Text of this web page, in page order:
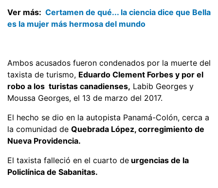
Ver más: Certamen de qué... la ciencia dice que Bella
es la mujer más hermosa del mundo
Ambos acusados fueron condenados por la muerte del
taxista de turismo, Eduardo Clement Forbes y por el
robo a los turistas canadienses, Labib Georges y
Moussa Georges, el 13 de marzo del 2017.
El hecho se dio en la autopista Panamá-Colón, cerca a
la comunidad de Quebrada López, corregimiento de
Nueva Providencia.
El taxista falleció en el cuarto de urgencias de la
Policlínica de Sabanitas.